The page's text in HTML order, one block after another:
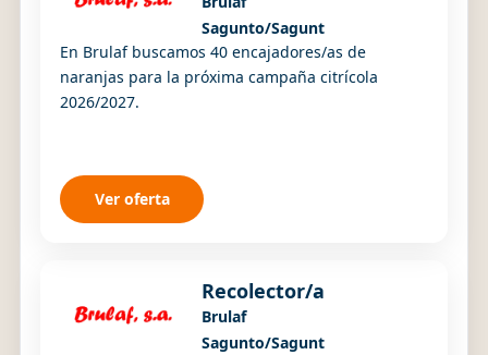
Sagunto/Sagunt
En Brulaf buscamos 40 encajadores/as de
naranjas para la próxima campaña citrícola
2026/2027.
Ver oferta
Recolector/a
Brulaf
Sagunto/Sagunt